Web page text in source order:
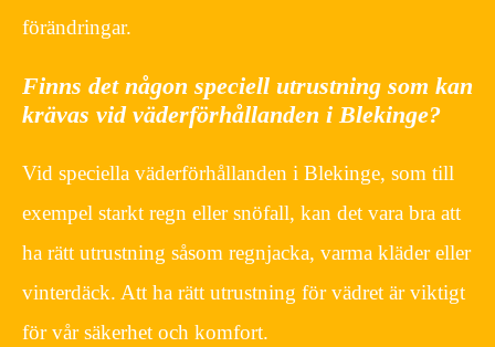
förändringar.
Finns det någon speciell utrustning som kan
krävas vid väderförhållanden i Blekinge?
Vid speciella väderförhållanden i Blekinge, som till
exempel starkt regn eller snöfall, kan det vara bra att
ha rätt utrustning såsom regnjacka, varma kläder eller
vinterdäck. Att ha rätt utrustning för vädret är viktigt
för vår säkerhet och komfort.